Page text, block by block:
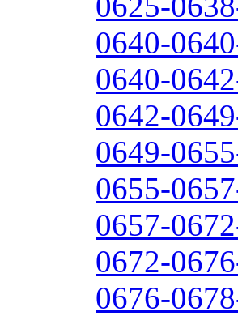
0640-
0640-
0642-
0649-
0655-
0657-
0672-
0676-